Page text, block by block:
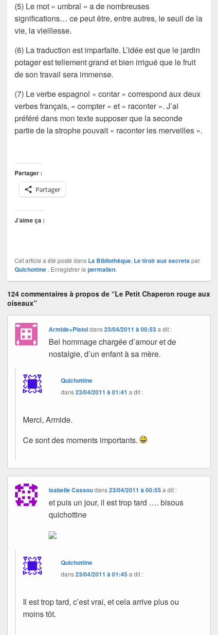
(5) Le mot « umbral » a de nombreuses
significations… ce peut être, entre autres, le seuil de la
vie, la vieillesse.
(6) La traduction est imparfaite. L’idée est que le jardin
potager est tellement grand et bien irrigué que le fruit
de son travail sera immense.
(7) Le verbe espagnol « contar » correspond aux deux
verbes français, « compter » et « raconter ». J’ai
préféré dans mon texte supposer que la seconde
partie de la strophe pouvait « raconter les merveilles ».
Partager :
Partager
J’aime ça :
Cet article a été posté dans La Bibliothèque, Le tiroir aux secretspar
Quichottine . Enregistrer le permalien.
124 commentaires à propos de “Le Petit Chaperon rouge aux
oiseaux”
Armide+Pistoldans23/04/2011 à 00:53 a dit :
Bel hommage chargée d’amour et de
nostalgie, d’un enfant à sa mère.
Quichottine
dans23/04/2011 à 01:41 a dit :
Merci, Armide.
Ce sont des moments importants.
isabelle Cassoudans23/04/2011 à 00:55 a dit :
et puis un jour, il est trop tard …. bisous
quichottine
Quichottine
dans23/04/2011 à 01:45a dit :
Il est trop tard, c’est vrai, et cela arrive plus ou
moins tôt.